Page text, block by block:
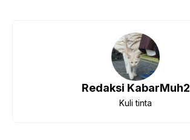
Redaksi KabarMuh2
Kuli tinta